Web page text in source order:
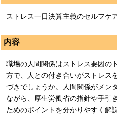
ストレス一日決算主義のセルフケ
内容
職場の人間関係はストレス要因の
方で、人との付き合いがストレス
づきでしょうか。人間関係がメン
ながら、厚生労働省の指針や手引
ためのポイントを分かりやすく解